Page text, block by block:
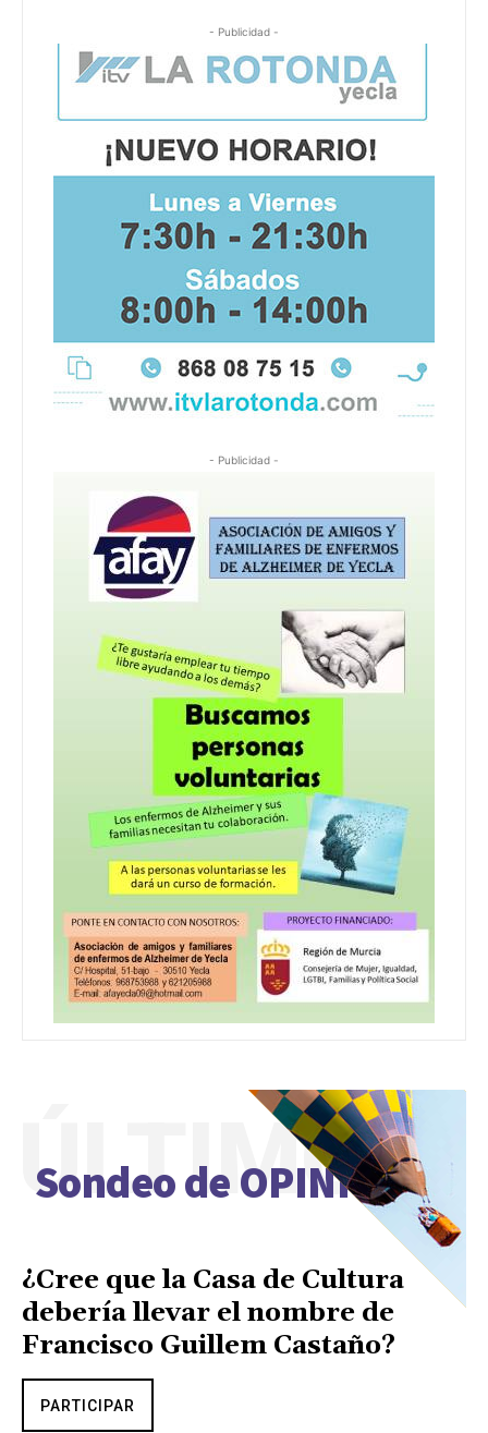
- Publicidad -
- Publicidad -
Sondeo de OPINIÓN
ÚLTIMO
¿Cree que la Casa de Cultura
debería llevar el nombre de
Francisco Guillem Castaño?
PARTICIPAR